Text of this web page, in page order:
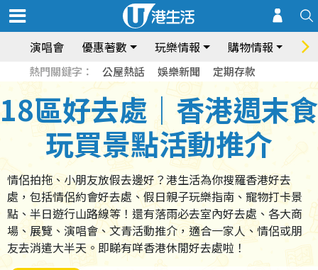
演唱會 優惠著數 玩樂情報 購物情報 飲
熱門關鍵字： 公屋熱話 娛樂新聞 定期存款
18區好去處｜香港週末食
玩買景點活動推介
情侶拍拖、小朋友放假去邊好？港生活為你搜羅香港好去
處，包括情侶約會好去處、假日親子玩樂指南、寵物打卡景
點、半日遊行山路線等！還有落雨必去室內好去處、各大商
場、展覽、演唱會、文青活動推介，適合一家人、情侶或朋
友去消遣大半天。即睇有咩香港休閒好去處啦！